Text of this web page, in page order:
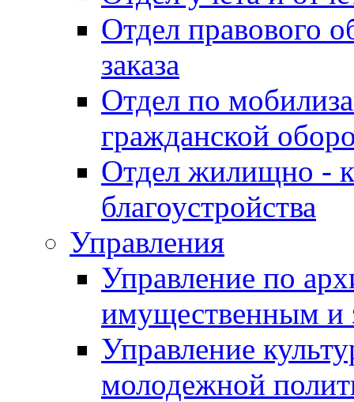
Отдел правового
заказа
Отдел по
гражданской
Отдел жилищно -
благоустройства
Управления
Управление по
имущественным и
Управление
молодежной